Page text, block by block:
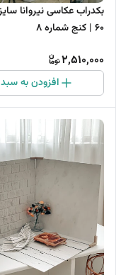
60 | کنج شماره 8
2,510,000
افزودن به سبد